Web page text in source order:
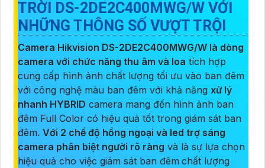
TRỜI
DS-2DE2C400MWG/W VỚI
NHỮNG THÔNG SỐ VƯỢT TRỘI
Camera Hikvision DS-2DE2C400MWG/W là dòng
camera với chức năng thu âm và loa tích hợp
cung cấp hình ảnh chất lượng tối ưu vào ban đêm
với công nghệ màu ban đêm với khả năng xử lý
nhanh HYBRID camera mang đến hình ảnh ban
đêm Full Color có hiệu quả tốt trong giám sát ban
đêm. Với 2 chế độ hồng ngoại và led trợ sáng
camera phân biệt người rõ ràng và là sự lựa chọn
hiệu quả cho việc giám sát ban đêm chất lượng